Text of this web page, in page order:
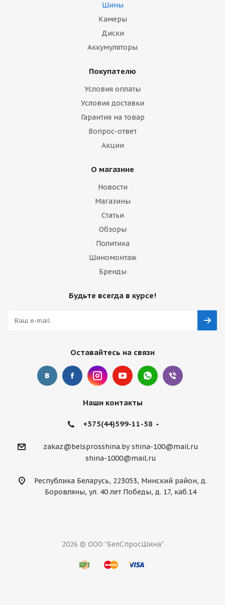
Шины
Камеры
Диски
Аккумуляторы
Покупателю
Условия оплаты
Условия доставки
Гарантия на товар
Вопрос-ответ
Акции
О магазине
Новости
Магазины
Статьи
Обзоры
Политика
Шиномонтаж
Бренды
Будьте всегда в курсе!
Оставайтесь на связи
Наши контакты
+375(44)599-11-58
zakaz@belsprosshina.by shina-100@mail.ru
shina-1000@mail.ru
Республика Беларусь, 223053, Минский район, д.
Боровляны, ул. 40 лет Победы, д. 17, каб.14
2026 © ООО "БелСпросШина"